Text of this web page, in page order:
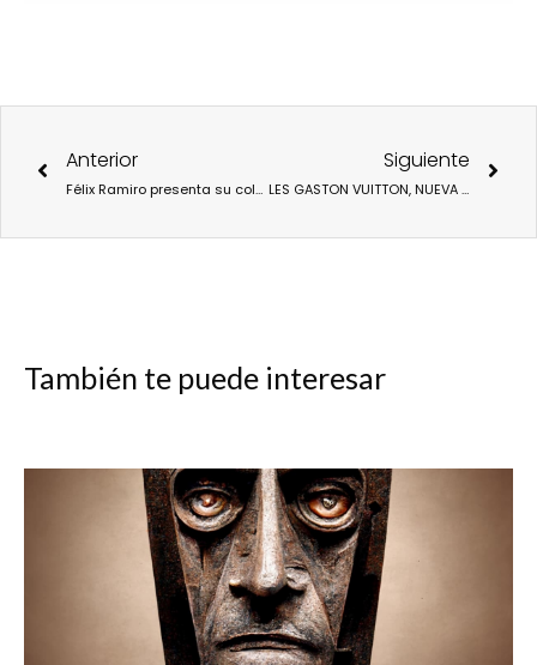
Anterior
Félix Ramiro presenta su colección “Apasionante”
Siguiente
LES GASTON VUITTON, NUEVA COLECCION DE JOYERIA MASCULINA DE LA CASA VUITTON
También te puede interesar